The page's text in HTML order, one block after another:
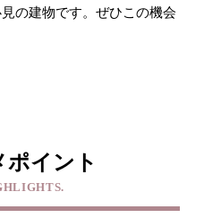
の建物です。ぜひこの機会
イント